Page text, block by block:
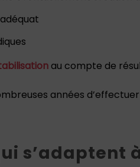
au compte de
années
s’adaptent